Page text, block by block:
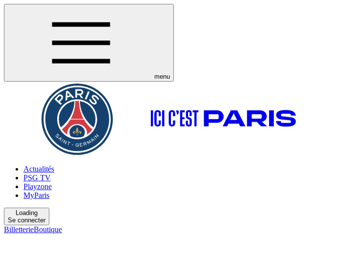
menu
Actualités
PSG TV
Playzone
MyParis
Loading
Se connecter
BilletterieBoutique